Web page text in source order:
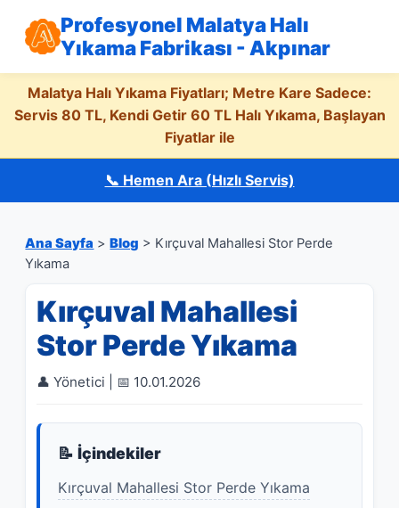
Profesyonel Malatya Halı
Yıkama Fabrikası - Akpınar
Malatya Halı Yıkama Fiyatları; Metre Kare Sadece:
Servis 80 TL, Kendi Getir 60 TL Halı Yıkama, Başlayan
Fiyatlar ile
📞 Hemen Ara (Hızlı Servis)
Ana Sayfa >Blog > Kırçuval Mahallesi Stor Perde
Yıkama
Kırçuval Mahallesi
Stor Perde Yıkama
👤 Yönetici | 📅 10.01.2026
📝 İçindekiler
Kırçuval Mahallesi Stor Perde Yıkama